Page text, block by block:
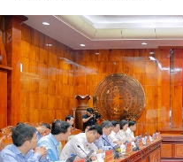
GIÁO DỤC
Y TẾ
KHOA HỌC - CÔNG
MÔI TRƯỜNG